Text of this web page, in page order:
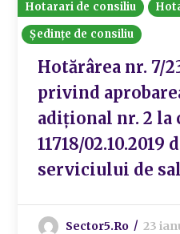
Hotarari de consiliu
Ședințe de consiliu
Hotărârea nr. 7/
privind
adițional nr. 2 la
11718/02.10.2019
serviciului de
Sector5.ro 23